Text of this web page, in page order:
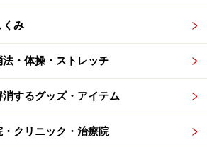
ものです。最新の内容をご確認くださ
せん。診断・治療を必要とする方は、適
おすすめいたします。記事内容は執筆者
あり、全ての方への有効性を保証するも
イトで提供する情報に基づいて被ったい
当社、各ガイド、その他当社と契約した
を負いかねます。
くみ
・体操・ストレッチ
するグッズ・アイテム
クリニック・治療院